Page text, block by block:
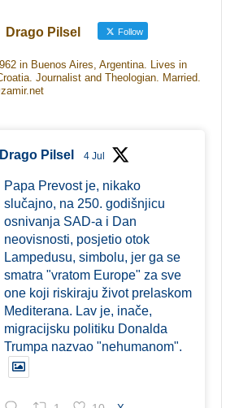
Drago Pilsel Follow
in Buenos Aires, Argentina. Lives in
Journalist and Theologian. Married.
Drago Pilsel 4 Jul
Papa Prevost je, nikako
slučajno, na 250. godišnjicu
osnivanja SAD-a i Dan
neovisnosti, posjetio otok
Lampedusu, simbolu, jer ga se
smatra "vratom Europe" za sve
one koji riskiraju život prelaskom
Mediterana. Lav je, inače,
migracijsku politiku Donalda
Trumpa nazvao "nehumanom".